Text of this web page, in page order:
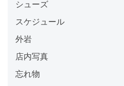
シューズ
スケジュール
外岩
店内写真
忘れ物